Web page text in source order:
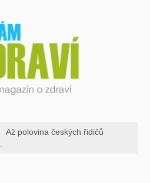
Až polovina českých řidičů